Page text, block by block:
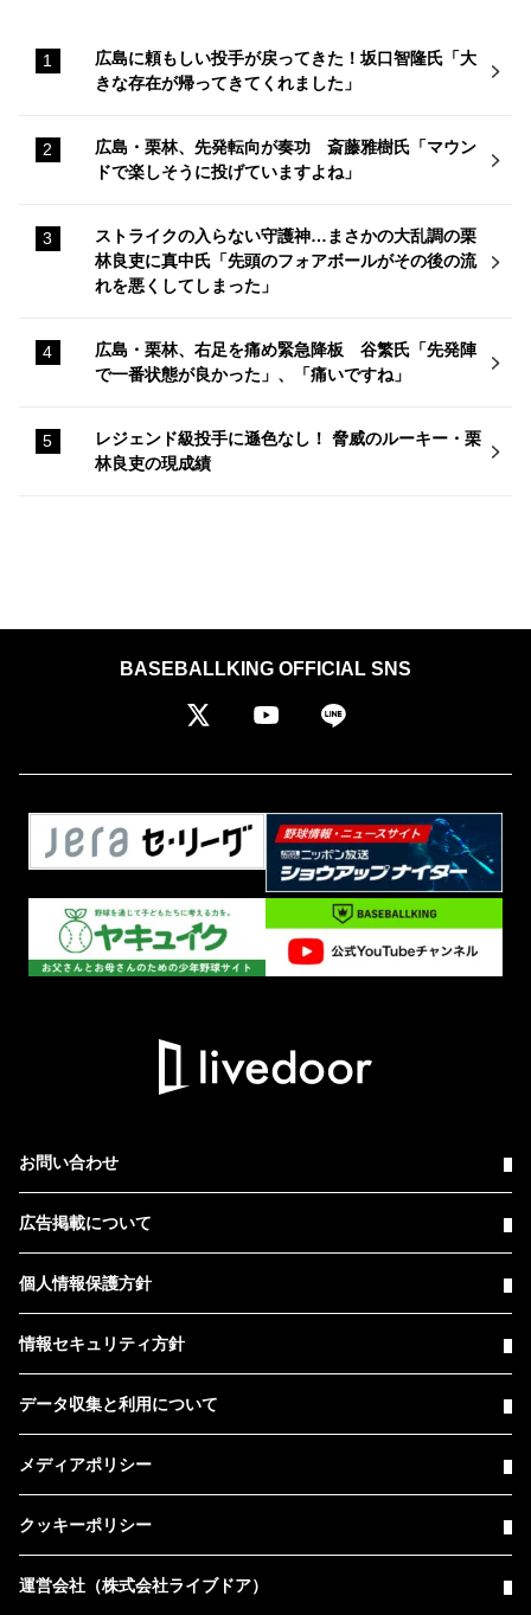
広島に頼もしい投手が戻ってきた！坂口智隆氏「大
きな存在が帰ってきてくれました」
広島・栗林、先発転向が奏功 斎藤雅樹氏「マウン
ドで楽しそうに投げていますよね」
ストライクの入らない守護神…まさかの大乱調の栗
林良吏に真中氏「先頭のフォアボールがその後の流
れを悪くしてしまった」
広島・栗林、右足を痛め緊急降板 谷繁氏「先発陣
で一番状態が良かった」、「痛いですね」
レジェンド級投手に遜色なし！ 脅威のルーキー・栗
林良吏の現成績
BASEBALLKING OFFICIAL SNS
お問い合わせ
広告掲載について
個人情報保護方針
情報セキュリティ方針
データ収集と利用について
メディアポリシー
クッキーポリシー
運営会社（株式会社ライブドア）